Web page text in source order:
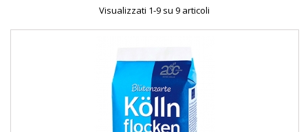
Visualizzati 1-9 su 9 articoli